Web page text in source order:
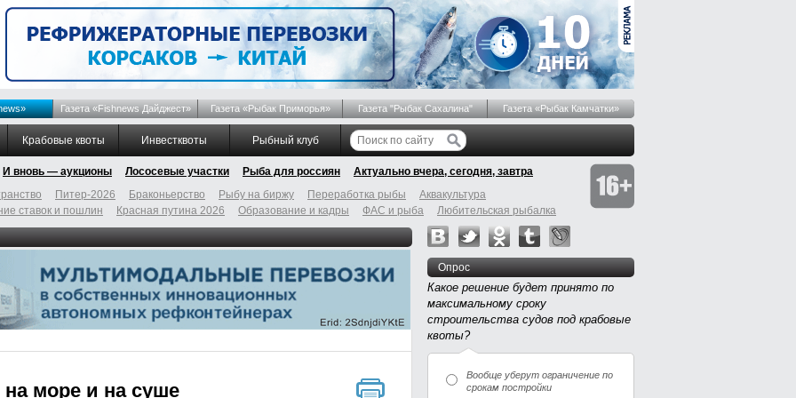
Газета «Fishnews Дайджест» Газета «Рыбак Приморья» Газета "Рыбак Сахалина" Газета «Рыбак Камчатки»
Крабовые квоты Инвестквоты Рыбный клуб
И вновь — аукционы Лососевые участки Рыба для россиян
Актуально вчера, сегодня, завтра
Питер-2026 Браконьерство Рыбу на биржу Переработка рыбы
Аквакультура
ставок и пошлин Красная путина 2026 Образование и кадры ФАС и рыба Любительская рыбалка
море и на суше
Опрос
Какое решение будет принято по
максимальному сроку
строительства судов под крабовые
квоты?
Вообще уберут ограничение по
срокам постройки